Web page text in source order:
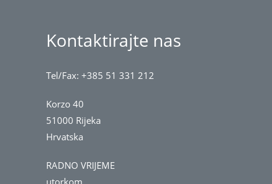
Kontaktirajte nas
Tel/Fax: +385 51 331 212
Korzo 40
51000 Rijeka
Hrvatska
RADNO VRIJEME